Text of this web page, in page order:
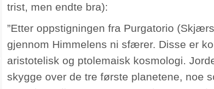
trist, men endte bra):
”Etter oppstigningen fra Purgatorio
gjennom Himmelens ni sfærer. Disse er
aristotelisk og ptolemaisk kosmologi.
skygge over de tre første planetene, noe